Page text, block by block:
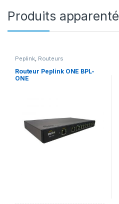
Produits
Peplink, Routeurs
Routeur Peplink ONE BPL-
ONE